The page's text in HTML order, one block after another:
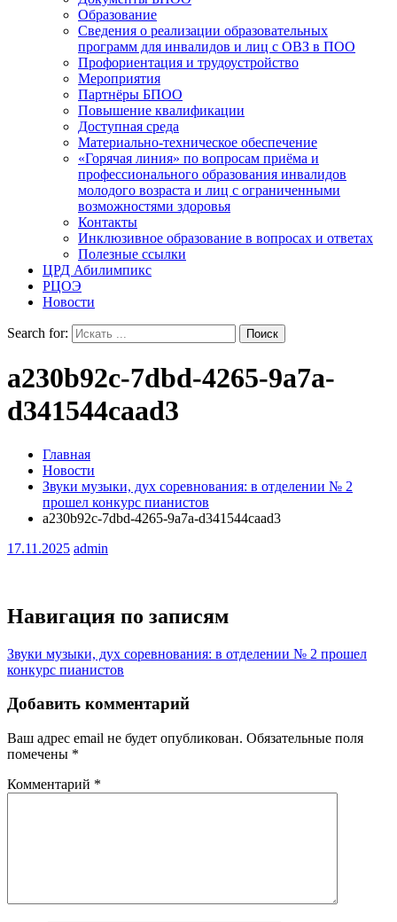
Образование
Сведения о реализации образовательных
программ для инвалидов и лиц с ОВЗ в ПОО
Профориентация и трудоустройство
Мероприятия
Партнёры БПОО
Повышение квалификации
Доступная среда
Материально-техническое обеспечение
«Горячая линия» по вопросам приёма и
профессионального образования инвалидов
молодого возраста и лиц с ограниченными
возможностями здоровья
Контакты
Инклюзивное образование в вопросах и ответах
Полезные ссылки
ЦРД Абилимпикс
РЦОЭ
Новости
Search for:
a230b92c-7dbd-4265-9a7a-
d341544caad3
Главная
Новости
Звуки музыки, дух соревнования: в отделении № 2
прошел конкурс пианистов
a230b92c-7dbd-4265-9a7a-d341544caad3
17.11.2025 admin
Навигация по записям
Звуки музыки, дух соревнования: в отделении № 2 прошел
конкурс пианистов
Добавить комментарий
Ваш адрес email не будет опубликован. Обязательные поля
помечены *
Комментарий *